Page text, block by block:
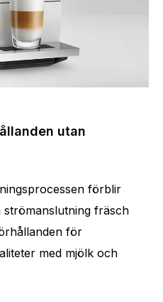
utan
förblir
strömanslutning fräsch
för
med mjölk och